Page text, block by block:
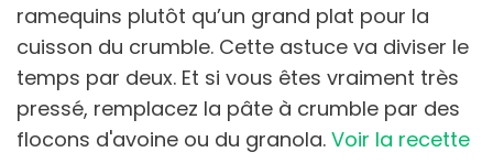
ramequins plutôt qu’un grand plat pour la
cuisson du crumble. Cette astuce va diviser le
temps par deux. Et si vous êtes vraiment très
pressé, remplacez la pâte à crumble par des
flocons d'avoine ou du granola. Voir la recette